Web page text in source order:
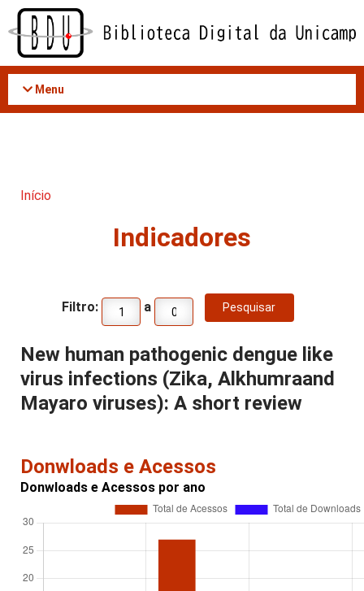
Acessar
conteúdo
Menu
Início
Indicadores
Filtro: a
New human pathogenic dengue like
virus infections (Zika, Alkhumraand
Mayaro viruses): A short review
Donwloads e Acessos
Donwloads e Acessos por ano